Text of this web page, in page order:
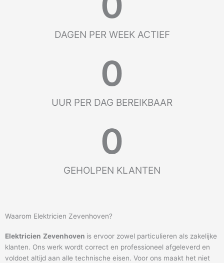
DAGEN PER WEEK ACTIEF
UUR PER DAG BEREIKBAAR
0
GEHOLPEN KLANTEN
0
Waarom Elektricien Zevenhoven?
Elektricien Zevenhoven is ervoor zowel particulieren als zakelijke
klanten. Ons werk wordt correct en professioneel afgeleverd en
voldoet altijd aan alle technische eisen. Voor ons maakt het niet